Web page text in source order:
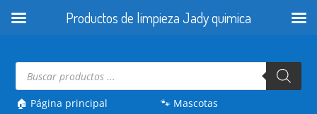
Búsqueda
productos
🏠 Página principal
🐾 Mascotas
Productos de limpieza Jady quimica